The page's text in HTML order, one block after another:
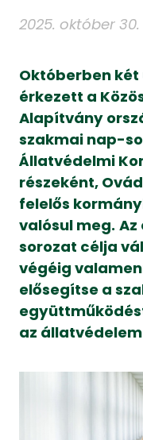
2025. október 30.
Októberben
érkezett a
Alapítvány
szakmai nap-
Állatvédelmi
részeként,
felelős
valósul meg.
sorozat célja
végéig
elősegítse a
az